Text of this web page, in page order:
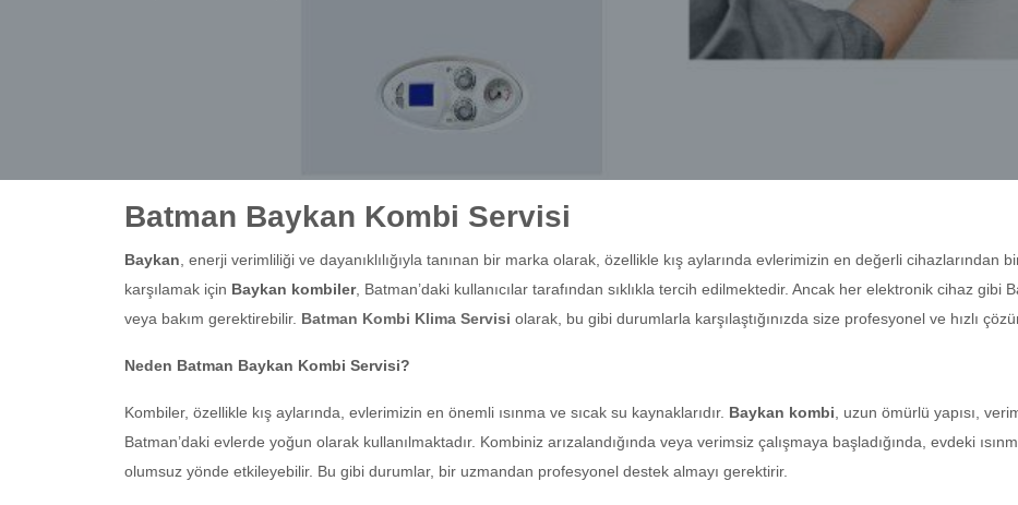
Batman Baykan Kombi Servisi
Baykan , enerji verimliliği ve dayanıklılığıyla tanınan bir marka olarak, özellikle kış aylarında evlerimizin en değerli cihazlarından
karşılamak için Baykan kombiler, Batman’daki kullanıcılar tarafından sıklıkla tercih edilmektedir. Ancak her elektronik cihaz
veya bakım gerektirebilir. Batman Kombi Klima Servisi olarak, bu gibi durumlarla karşılaştığınızda size profesyonel ve hızlı
Neden Batman Baykan Kombi Servisi?
Kombiler, özellikle kış aylarında, evlerimizin en önemli ısınma ve sıcak su kaynaklarıdır. Baykan kombi , uzun ömürlü yapısı,
Batman’daki evlerde yoğun olarak kullanılmaktadır. Kombiniz arızalandığında veya verimsiz çalışmaya başladığında, evdeki
olumsuz yönde etkileyebilir. Bu gibi durumlar, bir uzmandan profesyonel destek almayı gerektirir.